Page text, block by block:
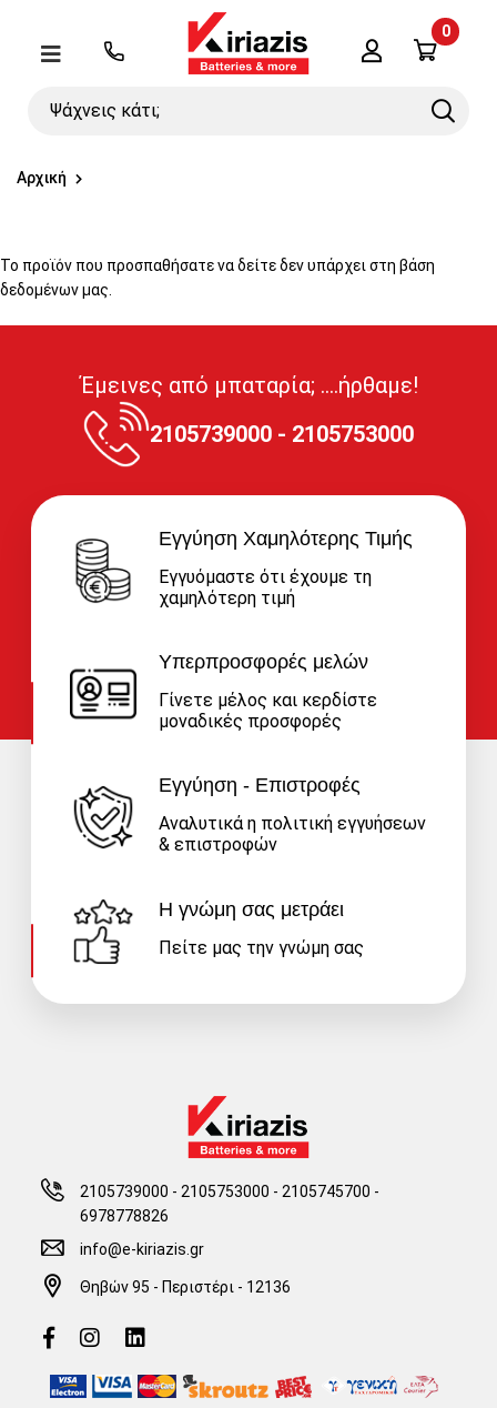
Μενού
Ψάχνεις
Search
Λογαριασμός
0
Αρχική
Το προϊόν που προσπαθήσατε να δείτε δεν υπάρχει στη βάση
δεδομένων μας.
Έμεινες από μπαταρία; ....ήρθαμε!
2105739000 - 2105753000
Εγγύηση Χαμηλότερης Τιμής
Εγγυόμαστε ότι έχουμε τη
χαμηλότερη τιμή
Υπερπροσφορές μελών
Γίνετε μέλος και κερδίστε
μοναδικές προσφορές
Εγγύηση - Επιστροφές
Αναλυτικά η πολιτική εγγυήσεων
& επιστροφών
Η γνώμη σας μετράει
Πείτε μας την γνώμη σας
2105739000 - 2105753000 - 2105745700 -
6978778826
info@e-kiriazis.gr
Θηβών 95 - Περιστέρι - 12136